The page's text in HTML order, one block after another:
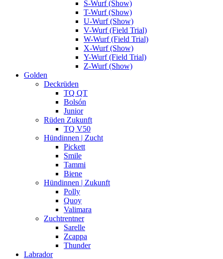
S-Wurf (Show)
T-Wurf (Show)
U-Wurf (Show)
V-Wurf (Field Trial)
W-Wurf (Field Trial)
X-Wurf (Show)
Y-Wurf (Field Trial)
Z-Wurf (Show)
Golden
Deckrüden
TQ QT
Bolsón
Junior
Rüden Zukunft
TQ V50
Hündinnen | Zucht
Pickett
Smile
Tammi
Biene
Hündinnen | Zukunft
Polly
Quoy
Valimara
Zuchtrentner
Sarelle
Zcappa
Thunder
Labrador